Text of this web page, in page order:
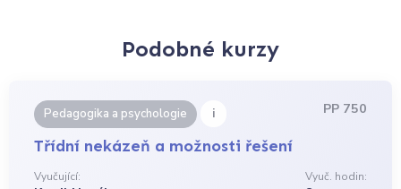
Podobné kurzy
Pedagogika a psychologie i PP 750
Třídní nekázeň a možnosti řešení
Vyučující: Vyuč. hodin: